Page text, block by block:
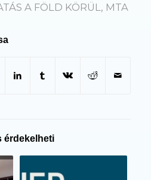
A FÖLD KÖRÜL , MTA
érdekelheti